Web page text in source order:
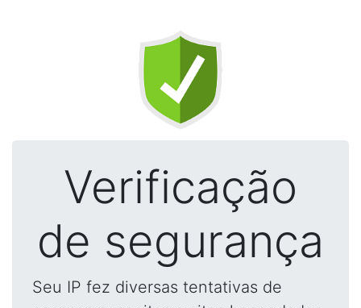
Verificação
de segurança
Seu IP fez diversas tentativas de